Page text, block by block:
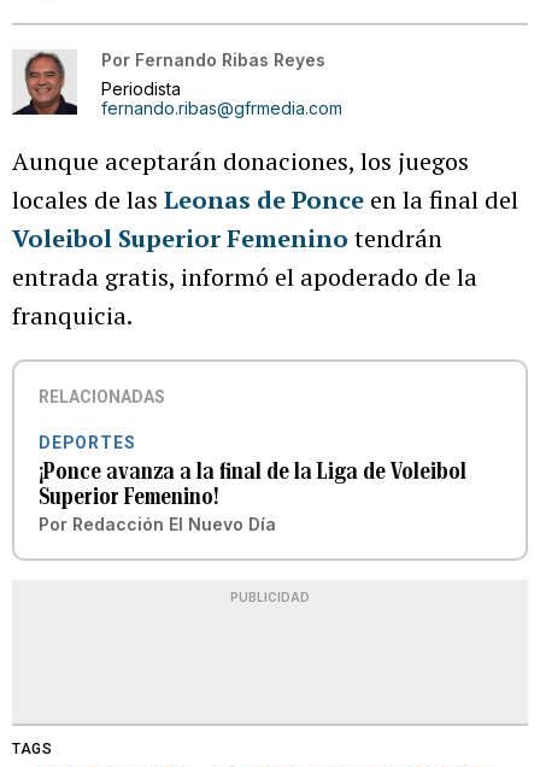
Por Fernando Ribas Reyes
Periodista
fernando.ribas@gfrmedia.com
Aunque aceptarán donaciones, los juegos
locales de las Leonas de Ponce en la final del
Voleibol Superior Femenino tendrán
entrada gratis, informó el apoderado de la
franquicia.
RELACIONADAS
DEPORTES
¡Ponce avanza a la final de la Liga de Voleibol
Superior Femenino!
Por Redacción El Nuevo Día
PUBLICIDAD
TAGS